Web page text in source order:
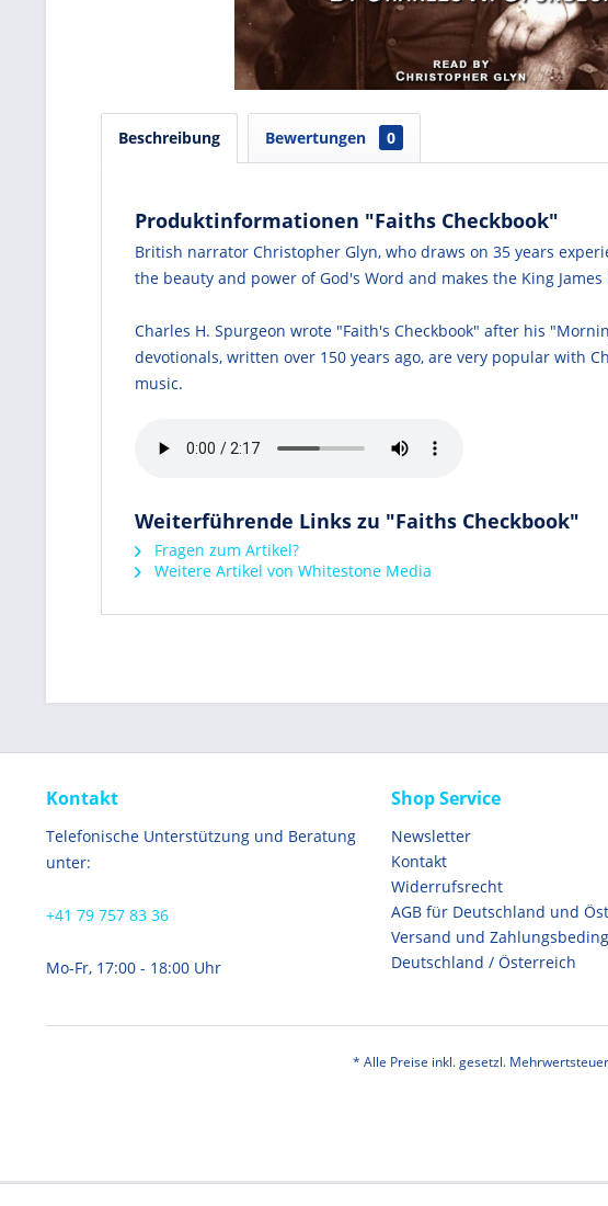
Beschreibung Bewertungen 0
Produktinformationen "Faiths Checkbook"
British narrator Christopher Glyn, who draws on 35 years
the beauty and power of God's Word and makes the King
Charles H. Spurgeon wrote "Faith's Checkbook" after his
devotionals, written over 150 years ago, are very popular with
music.
Weiterführende Links zu "Faiths Checkbook"
Fragen zum Artikel?
Weitere Artikel von Whitestone Media
Kontakt
Telefonische Unterstützung und Beratung
unter:
+41 79 757 83 36
Mo-Fr, 17:00 - 18:00 Uhr
Shop Service
Newsletter
Kontakt
Widerrufsrecht
AGB für Deutschland und
Versand und
Deutschland / Österreich
* Alle Preise inkl. gesetzl.